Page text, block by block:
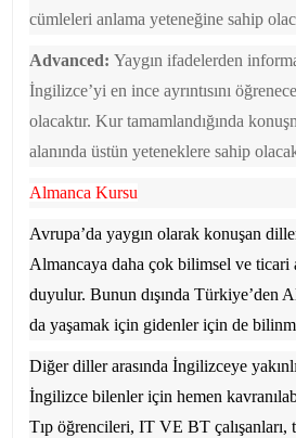
cümleleri anlama yeteneğine sahip
Advanced: Yaygın ifadelerden
İngilizce’yi en ince ayrıntısını
olacaktır. Kur tamamlandığında
alanında üstün yeteneklere sahip
Almanca Kursu
Avrupa’da yaygın olarak konuşan
Almancaya daha çok bilimsel ve ticari
duyulur. Bunun dışında Türkiye’den
da yaşamak için gidenler için de
Diğer diller arasında İngilizceye
İngilizce bilenler için hemen
Tıp öğrencileri, IT VE BT